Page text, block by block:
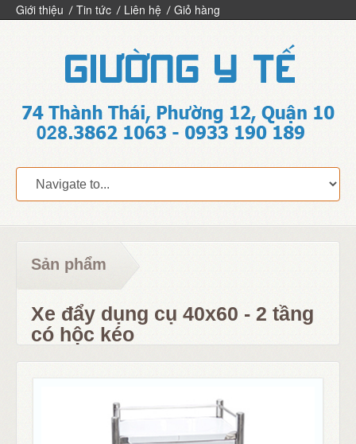
Giới thiệu Tin tức Liên hệ Giỏ hàng
Sản phẩm
Xe đẩy dụng cụ 40x60 - 2 tầng
có hộc kéo